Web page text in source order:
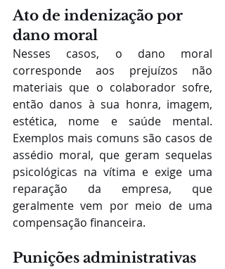
Ato de indenização por
dano moral
Nesses casos, o dano moral
corresponde aos prejuízos não
materiais que o colaborador sofre,
então danos à sua honra, imagem,
estética, nome e saúde mental.
Exemplos mais comuns são casos de
assédio moral, que geram sequelas
psicológicas na vítima e exige uma
reparação da empresa, que
geralmente vem por meio de uma
compensação financeira.
Punições administrativas